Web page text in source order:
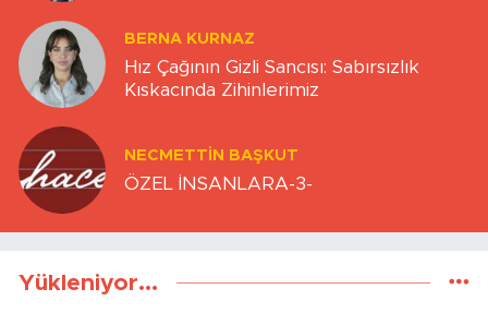
BERNA KURNAZ
Hız Çağının Gizli Sancısı: Sabırsızlık
Kıskacında Zihinlerimiz
NECMETTIN BAŞKUT
ÖZEL İNSANLARA-3-
Yükleniyor...